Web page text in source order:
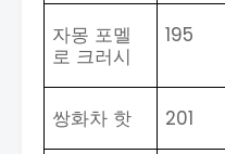
자몽 포멜
로 크러시
195
쌍화차 핫 201